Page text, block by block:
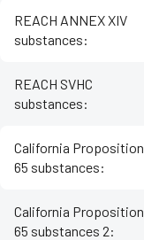
REACH ANNEX XIV
substances:
REACH SVHC
substances:
California Proposition
65 substances:
California Proposition
65 substances 2: